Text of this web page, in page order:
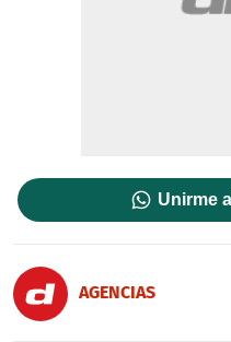
Unirme
AGENCIAS